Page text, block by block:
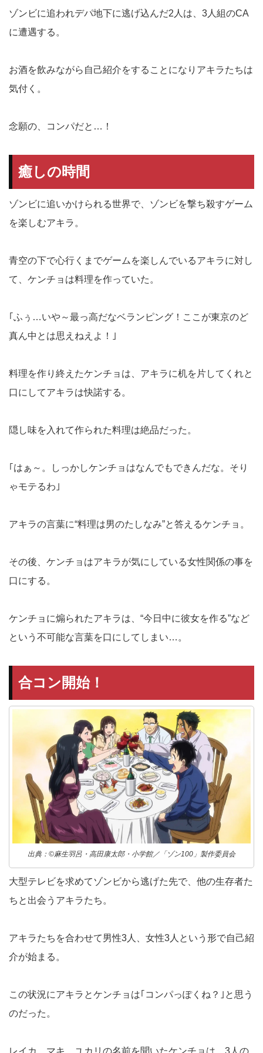
ゾンビに追われデパ地下に逃げ込んだ2人は、3人組のCA
に遭遇する。
お酒を飲みながら自己紹介をすることになりアキラたちは
気付く。
念願の、コンパだと…！
癒しの時間
ゾンビに追いかけられる世界で、ゾンビを撃ち殺すゲーム
を楽しむアキラ。
青空の下で心行くまでゲームを楽しんでいるアキラに対し
て、ケンチョは料理を作っていた。
｢ふぅ…いや～最っ高だなベランピング！ここが東京のど
真ん中とは思えねえよ！｣
料理を作り終えたケンチョは、アキラに机を片してくれと
口にしてアキラは快諾する。
隠し味を入れて作られた料理は絶品だった。
｢はぁ～。しっかしケンチョはなんでもできんだな。そり
ゃモテるわ｣
アキラの言葉に“料理は男のたしなみ”と答えるケンチョ。
その後、ケンチョはアキラが気にしている女性関係の事を
口にする。
ケンチョに煽られたアキラは、“今日中に彼女を作る”など
という不可能な言葉を口にしてしまい…。
合コン開始！
出典：©麻生羽呂・高田康太郎・小学館／「ゾン100」製作委員会
大型テレビを求めてゾンビから逃げた先で、他の生存者た
ちと出会うアキラたち。
アキラたちを合わせて男性3人、女性3人という形で自己紹
介が始まる。
この状況にアキラとケンチョは｢コンパっぽくね？｣と思う
のだった。
レイカ、マキ、ユカリの名前を聞いたケンチョは、3人の